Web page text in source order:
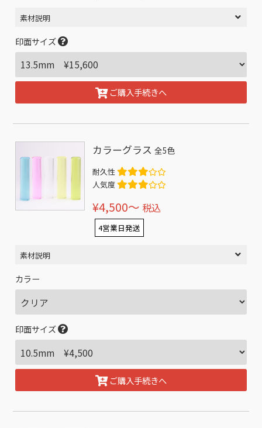
素材説明
印面サイズ
ご購入手続きへ
カラーグラス全5色
耐久性
人気度
¥4,500〜 税込
4営業日発送
素材説明
カラー
印面サイズ
ご購入手続きへ